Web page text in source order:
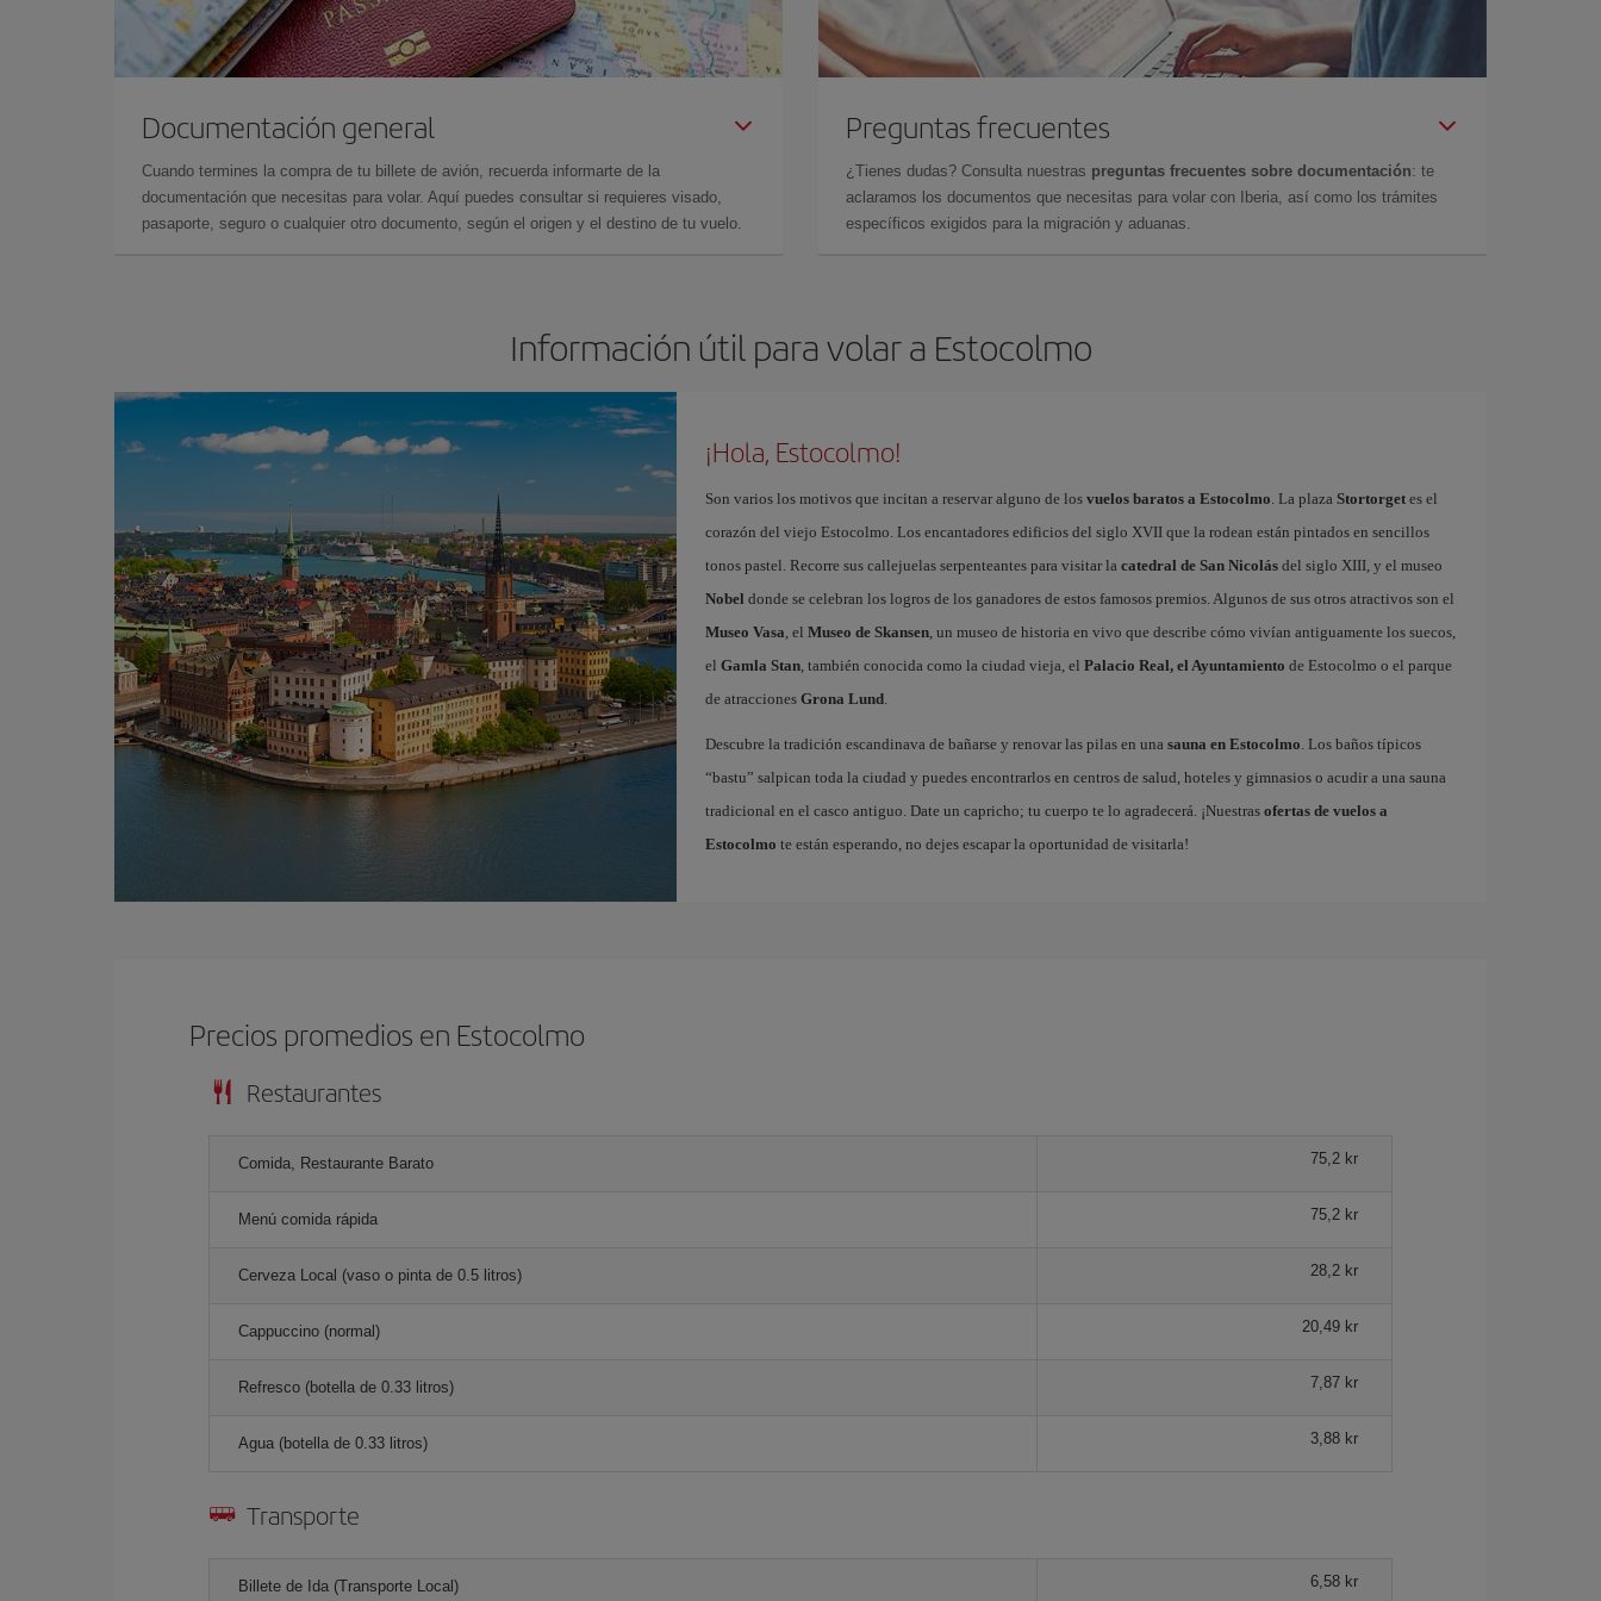
Documentación general
Cuando termines la compra de tu billete de avión, recuerda informarte de la
documentación que necesitas para volar. Aquí puedes consultar si requieres visado,
pasaporte, seguro o cualquier otro documento, según el origen y el destino de tu vuelo.
Preguntas frecuentes
¿Tienes dudas? Consulta nuestras preguntas frecuentes sobre documentación: te
aclaramos los documentos que necesitas para volar con Iberia, así como los trámites
específicos exigidos para la migración y aduanas.
Información útil para volar a Estocolmo
¡Hola, Estocolmo!
Son varios los motivos que incitan a reservar alguno de los vuelos baratos a Estocolmo. La plaza Stortorgetes el
corazón del viejo Estocolmo. Los encantadores edificios del siglo XVII que la rodean están pintados en sencillos
tonos pastel. Recorre sus callejuelas serpenteantes para visitar la catedral de San Nicolásdel siglo XIII, y el museo
Nobel donde se celebran los logros de los ganadores de estos famosos premios. Algunos de sus otros atractivos son el
Museo Vasa, el Museo de Skansen, un museo de historia en vivo que describe cómo vivían antiguamente los suecos,
el Gamla Stan, también conocida como la ciudad vieja, el Palacio Real, el Ayuntamiento de Estocolmo o el parque
de atracciones Grona Lund.
Descubre la tradición escandinava de bañarse y renovar las pilas en una sauna en Estocolmo. Los baños típicos
“bastu” salpican toda la ciudad y puedes encontrarlos en centros de salud, hoteles y gimnasios o acudir a una sauna
tradicional en el casco antiguo. Date un capricho; tu cuerpo te lo agradecerá. ¡Nuestras ofertas de vuelos a
Estocolmo te están esperando, no dejes escapar la oportunidad de visitarla!
Precios promedios en Estocolmo
Restaurantes
Comida, Restaurante Barato 75,2 kr
Menú comida rápida 75,2 kr
Cerveza Local (vaso o pinta de 0.5 litros) 28,2 kr
Cappuccino (normal) 20,49 kr
Refresco (botella de 0.33 litros) 7,87 kr
Agua (botella de 0.33 litros) 3,88 kr
Transporte
Billete de Ida (Transporte Local) 6,58 kr